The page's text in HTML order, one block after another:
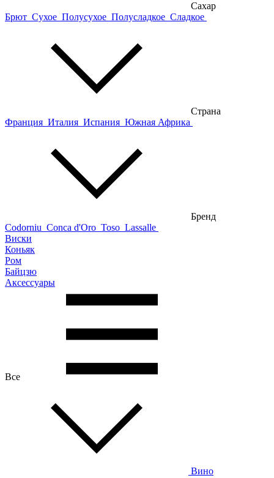
Сахар
Брют Сухое Полусухое Полусладкое Сладкое
Страна
Франция Италия Испания Южная Африка
Бренд
Codorniu Conca d'Oro Toso Lassalle
Виски
Коньяк
Ром
Байцзю
Аксессуары
Все
Вино